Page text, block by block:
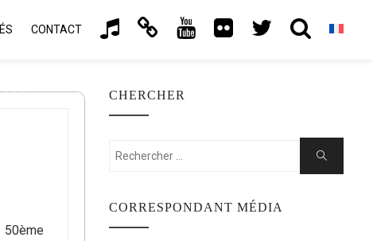
CONTACT
CHERCHER
Rechercher:
Chercher
CORRESPONDANT MÉDIA